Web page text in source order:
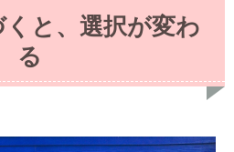
と、選択が変わ
る